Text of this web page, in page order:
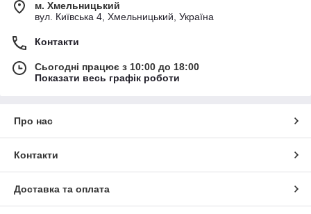
м. Хмельницький
вул. Київська 4, Хмельницький, Україна
Контакти
Сьогодні працює з 10:00 до 18:00
Показати весь графік роботи
Про нас
Контакти
Доставка та оплата